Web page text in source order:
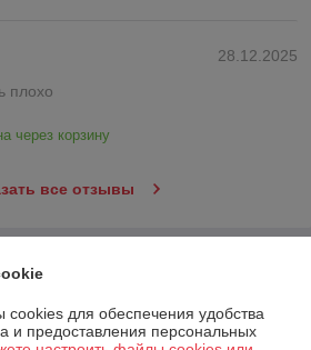
28.12.2025
плохо
через корзину
все отзывы
для обеспечения удобства
и предоставления персональных